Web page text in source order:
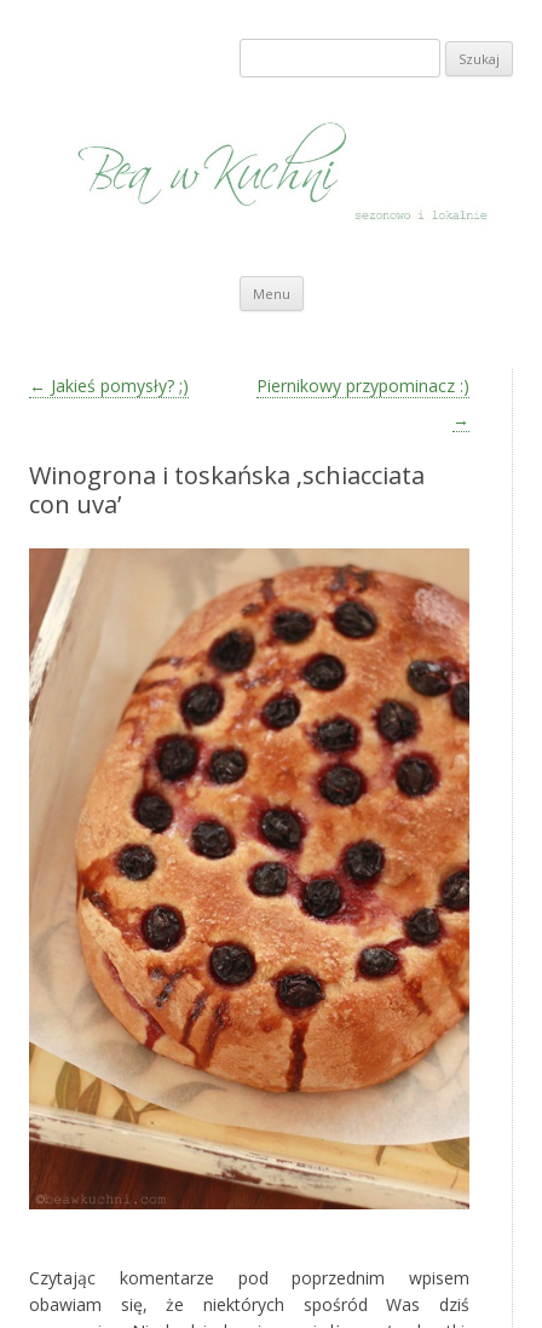
Szukaj:
Menu Przeskocz do treści
Zobacz wpisy
← Jakieś pomysły? ;)
Piernikowy przypominacz :)
→
Winogrona i toskańska ‚schiacciata
con uva’
Czytając komentarze pod poprzednim wpisem
obawiam się, że niektórych spośród Was dziś